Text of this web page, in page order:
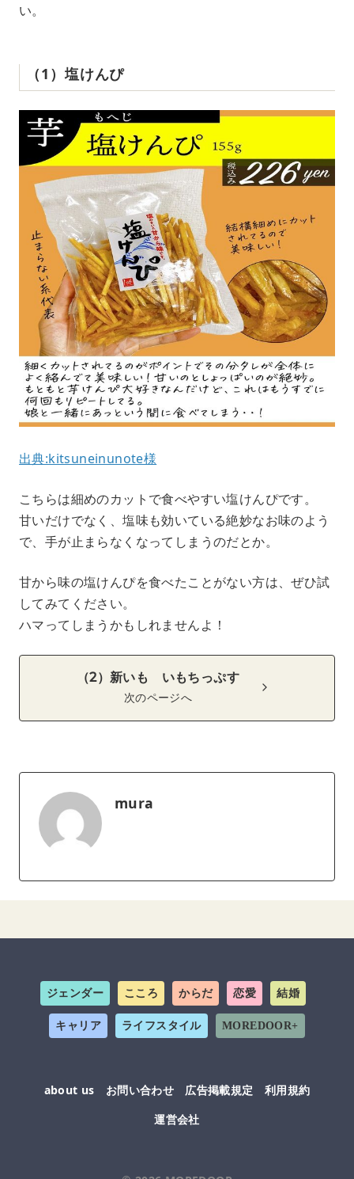
い。
（1）塩けんぴ
出典:kitsuneinunote様
こちらは細めのカットで食べやすい塩けんぴです。
甘いだけでなく、塩味も効いている絶妙なお味のよう
で、手が止まらなくなってしまうのだとか。
甘から味の塩けんぴを食べたことがない方は、ぜひ試
してみてください。
ハマってしまうかもしれませんよ！
（2）新いも いもちっぷす
次のページへ
mura
ジェンダー こころ からだ 恋愛 結婚
キャリア ライフスタイル MOREDOOR+
about us お問い合わせ 広告掲載規定
利用規約
運営会社